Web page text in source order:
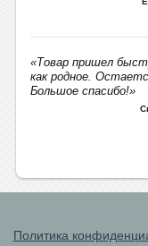
«Товар пришел
как родное.
Большое спасибо!»
Политика